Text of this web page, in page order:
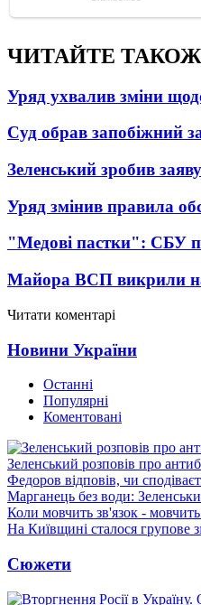
ЧИТАЙТЕ ТАКОЖ
Уряд ухвалив зміни
Суд обрав запобіжний
Зеленський зробив
Уряд змінив правила
"Медові пастки": СБУ
Майора ВСП викрили
Читати коментарі
Новини України
Останні
Популярні
Коментовані
Зеленський розповів про
Федоров відповів, чи
Марганець без води:
Коли мовчить зв'язок -
На Київщині сталося групове
Сюжети